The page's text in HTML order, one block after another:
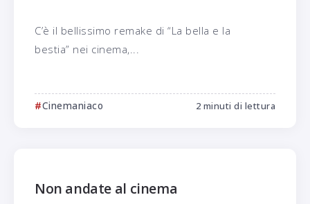
C’è il bellissimo remake di “La bella e la
bestia” nei cinema,...
Cinemaniaco 2 minuti di lettura
Non andate al cinema